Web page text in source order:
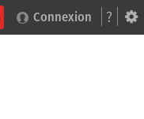
?
Connexion